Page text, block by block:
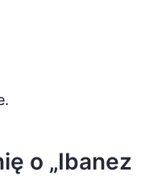
o „Ibanez